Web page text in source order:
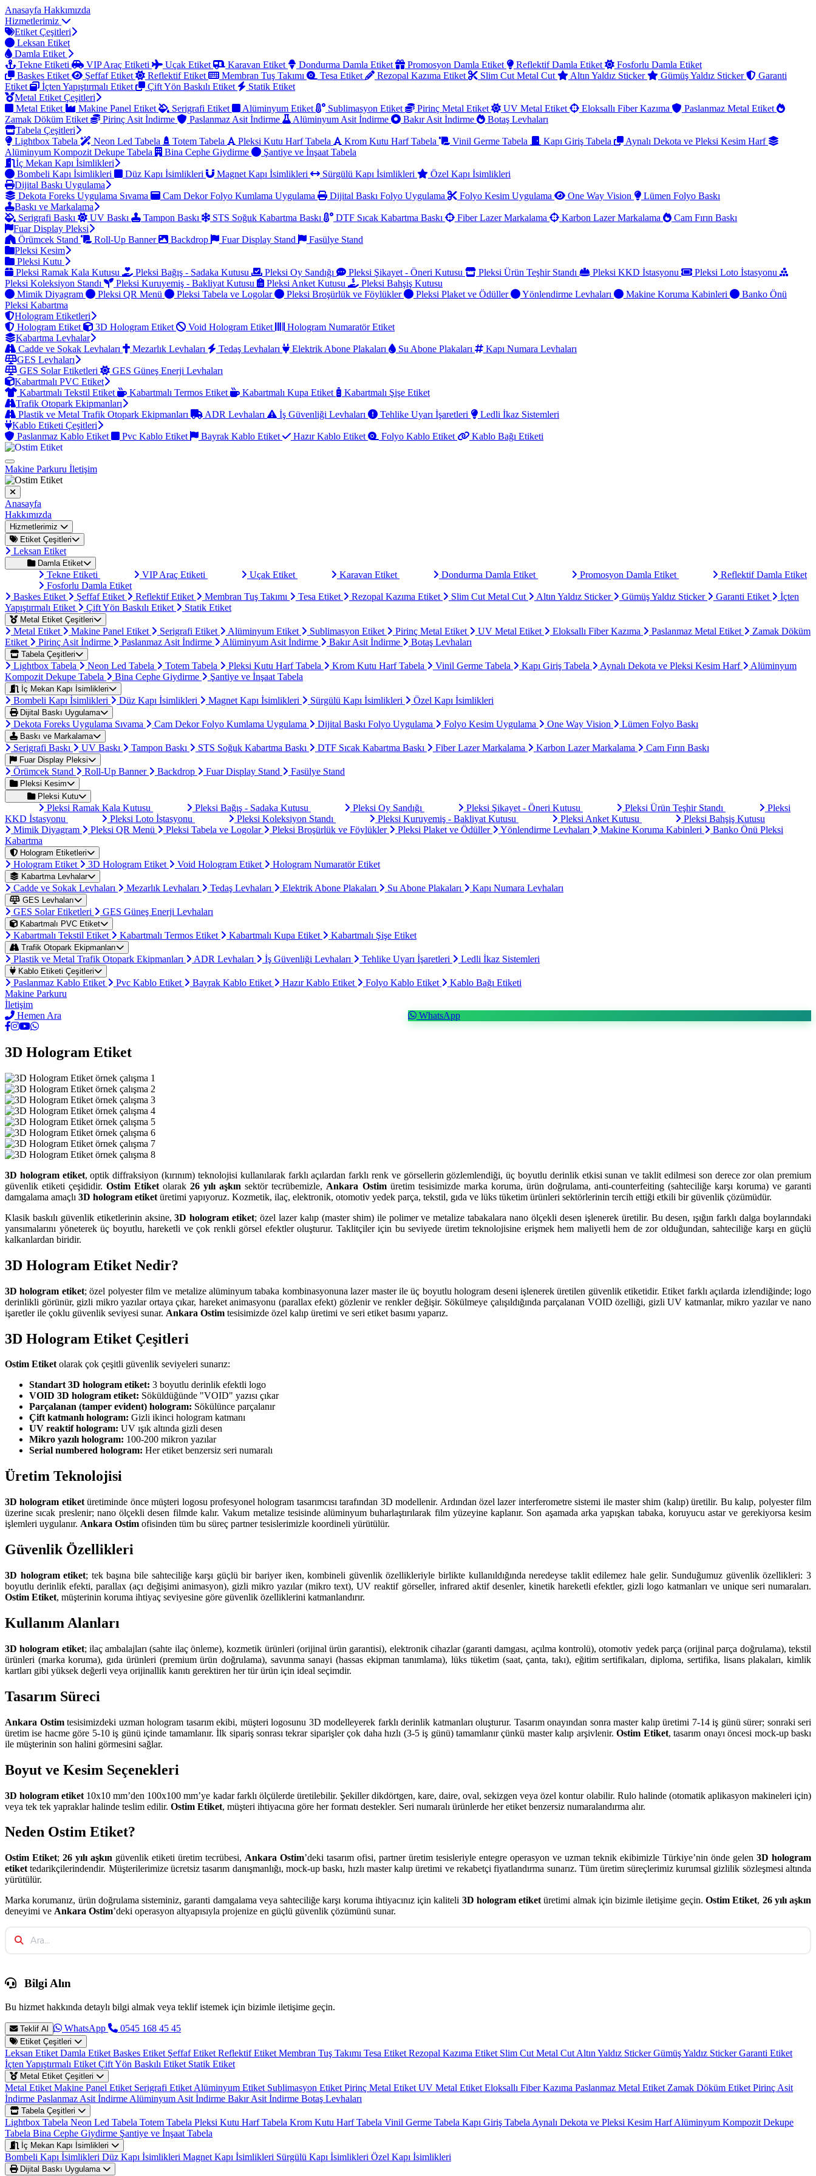
Anasayfa Hakkımızda
Hizmetlerimiz
Etiket Çeşitleri
Leksan Etiket
Damla Etiket
Tekne Etiketi
VIP Araç Etiketi Uçak Etiket Karavan Etiket Dondurma Damla Etiket Promosyon Damla Etiket Reflektif Damla Etiket
Fosforlu Damla Etiket
Baskes Etiket
Şeffaf Etiket Reflektif Etiket Membran Tuş Takımı Tesa Etiket Rezopal Kazıma Etiket Slim Cut Metal Cut Altın Yaldız Sticker Gümüş Yaldız Sticker
Garanti
Etiket
İçten Yapıştırmalı Etiket Çift Yön Baskılı Etiket
Statik Etiket
Metal Etiket Çeşitleri
Metal Etiket
Makine Panel Etiket Serigrafi Etiket Alüminyum Etiket Sublimasyon Etiket Pirinç Metal Etiket UV Metal Etiket Eloksallı Fiber Kazıma
Paslanmaz Metal Etiket
Zamak Döküm Etiket
Pirinç Asit İndirme Paslanmaz Asit İndirme Alüminyum Asit İndirme Bakır Asit İndirme
Botaş Levhaları
Tabela Çeşitleri
Lightbox Tabela
Neon Led Tabela Totem Tabela Pleksi Kutu Harf Tabela Krom Kutu Harf Tabela Vinil Germe Tabela Kapı Giriş Tabela
Aynalı Dekota ve Pleksi Kesim Harf
Alüminyum Kompozit Dekupe Tabela
Bina Cephe Giydirme
Şantiye ve İnşaat Tabela
İç Mekan Kapı İsimlikleri
Bombeli Kapı İsimlikleri
Düz Kapı İsimlikleri Magnet Kapı İsimlikleri Sürgülü Kapı İsimlikleri
Özel Kapı İsimlikleri
Dijital Baskı Uygulama
Dekota Foreks Uygulama Sıvama
Cam Dekor Folyo Kumlama Uygulama Dijital Baskı Folyo Uygulama Folyo Kesim Uygulama One Way Vision
Lümen Folyo Baskı
Baskı ve Markalama
Serigrafi Baskı
UV Baskı Tampon Baskı STS Soğuk Kabartma Baskı DTF Sıcak Kabartma Baskı Fiber Lazer Markalama Karbon Lazer Markalama
Cam Fırın Baskı
Fuar Display Pleksi
Örümcek Stand
Roll-Up Banner Backdrop Fuar Display Stand
Fasülye Stand
Pleksi Kesim
Pleksi Kutu
Pleksi Ramak Kala Kutusu
Pleksi Bağış - Sadaka Kutusu Pleksi Oy Sandığı Pleksi Şikayet - Öneri Kutusu Pleksi Ürün Teşhir Standı Pleksi KKD İstasyonu
Pleksi Loto İstasyonu
Pleksi Koleksiyon Standı
Pleksi Kuruyemiş - Bakliyat Kutusu Pleksi Anket Kutusu
Pleksi Bahşiş Kutusu
Mimik Diyagram
Pleksi QR Menü Pleksi Tabela ve Logolar Pleksi Broşürlük ve Föylükler Pleksi Plaket ve Ödüller Yönlendirme Levhaları Makine Koruma Kabinleri
Banko Önü
Pleksi Kabartma
Hologram Etiketleri
Hologram Etiket
3D Hologram Etiket Void Hologram Etiket
Hologram Numaratör Etiket
Kabartma Levhalar
Cadde ve Sokak Levhaları
Mezarlık Levhaları Tedaş Levhaları Elektrik Abone Plakaları Su Abone Plakaları
Kapı Numara Levhaları
GES Levhaları
GES Solar Etiketleri
GES Güneş Enerji Levhaları
Kabartmalı PVC Etiket
Kabartmalı Tekstil Etiket
Kabartmalı Termos Etiket Kabartmalı Kupa Etiket
Kabartmalı Şişe Etiket
Trafik Otopark Ekipmanları
Plastik ve Metal Trafik Otopark Ekipmanları
ADR Levhaları İş Güvenliği Levhaları Tehlike Uyarı İşaretleri
Ledli İkaz Sistemleri
Kablo Etiketi Çeşitleri
Paslanmaz Kablo Etiket
Pvc Kablo Etiket Bayrak Kablo Etiket Hazır Kablo Etiket Folyo Kablo Etiket Kablo Bağı Etiketi
Makine Parkuru İletişim
Anasayfa
Hakkımızda
Hizmetlerimiz
Etiket Çeşitleri
Leksan Etiket
Damla Etiket
Tekne Etiketi VIP Araç Etiketi Uçak Etiket Karavan Etiket Dondurma Damla Etiket Promosyon Damla Etiket
Reflektif Damla Etiket
Fosforlu Damla Etiket
Baskes Etiket
Şeffaf Etiket Reflektif Etiket Membran Tuş Takımı Tesa Etiket Rezopal Kazıma Etiket Slim Cut Metal Cut Altın Yaldız Sticker Gümüş Yaldız Sticker Garanti Etiket
İçten
Yapıştırmalı Etiket
Çift Yön Baskılı Etiket Statik Etiket
Metal Etiket Çeşitleri
Metal Etiket Makine Panel Etiket Serigrafi Etiket Alüminyum Etiket Sublimasyon Etiket Pirinç Metal Etiket UV Metal Etiket Eloksallı Fiber Kazıma Paslanmaz Metal Etiket
Zamak Döküm
Etiket
Pirinç Asit İndirme Paslanmaz Asit İndirme Alüminyum Asit İndirme Bakır Asit İndirme Botaş Levhaları
Tabela Çeşitleri
Lightbox Tabela Neon Led Tabela Totem Tabela Pleksi Kutu Harf Tabela Krom Kutu Harf Tabela Vinil Germe Tabela Kapı Giriş Tabela Aynalı Dekota ve Pleksi Kesim Harf
Alüminyum
Kompozit Dekupe Tabela
Bina Cephe Giydirme Şantiye ve İnşaat Tabela
İç Mekan Kapı İsimlikleri
Bombeli Kapı İsimlikleri Düz Kapı İsimlikleri Magnet Kapı İsimlikleri Sürgülü Kapı İsimlikleri Özel Kapı İsimlikleri
Dijital Baskı Uygulama
Dekota Foreks Uygulama Sıvama Cam Dekor Folyo Kumlama Uygulama Dijital Baskı Folyo Uygulama Folyo Kesim Uygulama One Way Vision Lümen Folyo Baskı
Baskı ve Markalama
Serigrafi Baskı UV Baskı Tampon Baskı STS Soğuk Kabartma Baskı DTF Sıcak Kabartma Baskı Fiber Lazer Markalama Karbon Lazer Markalama Cam Fırın Baskı
Fuar Display Pleksi
Örümcek Stand Roll-Up Banner Backdrop Fuar Display Stand Fasülye Stand
Pleksi Kesim
Pleksi Kutu
Pleksi Ramak Kala Kutusu Pleksi Bağış - Sadaka Kutusu Pleksi Oy Sandığı Pleksi Şikayet - Öneri Kutusu Pleksi Ürün Teşhir Standı
Pleksi
KKD İstasyonu
Pleksi Loto İstasyonu Pleksi Koleksiyon Standı Pleksi Kuruyemiş - Bakliyat Kutusu Pleksi Anket Kutusu
Pleksi Bahşiş Kutusu
Mimik Diyagram
Pleksi QR Menü Pleksi Tabela ve Logolar Pleksi Broşürlük ve Föylükler Pleksi Plaket ve Ödüller Yönlendirme Levhaları Makine Koruma Kabinleri
Banko Önü Pleksi
Kabartma
Hologram Etiketleri
Hologram Etiket 3D Hologram Etiket Void Hologram Etiket Hologram Numaratör Etiket
Kabartma Levhalar
Cadde ve Sokak Levhaları Mezarlık Levhaları Tedaş Levhaları Elektrik Abone Plakaları Su Abone Plakaları Kapı Numara Levhaları
GES Levhaları
GES Solar Etiketleri GES Güneş Enerji Levhaları
Kabartmalı PVC Etiket
Kabartmalı Tekstil Etiket Kabartmalı Termos Etiket Kabartmalı Kupa Etiket Kabartmalı Şişe Etiket
Trafik Otopark Ekipmanları
Plastik ve Metal Trafik Otopark Ekipmanları ADR Levhaları İş Güvenliği Levhaları Tehlike Uyarı İşaretleri Ledli İkaz Sistemleri
Kablo Etiketi Çeşitleri
Paslanmaz Kablo Etiket Pvc Kablo Etiket Bayrak Kablo Etiket Hazır Kablo Etiket Folyo Kablo Etiket
Kablo Bağı Etiketi
Makine Parkuru
İletişim
Hemen Ara
WhatsApp
3D Hologram Etiket
3D hologram etiket, optik diffraksiyon (kırınım) teknolojisi kullanılarak farklı açılardan farklı renk ve görsellerin gözlemlendiği, üç boyutlu derinlik etkisi sunan ve taklit edilmesi son derece zor olan premium
güvenlik etiketi çeşididir.Ostim Etiket olarak26 yılı aşkın sektör tecrübemizle, Ankara Ostimüretim tesisimizde marka koruma, ürün doğrulama, anti-counterfeiting (sahteciliğe karşı koruma) ve garanti
damgalama amaçlı 3D hologram etiket üretimi yapıyoruz. Kozmetik, ilaç, elektronik, otomotiv yedek parça, tekstil, gıda ve lüks tüketim ürünleri sektörlerinin tercih ettiği etkili bir güvenlik çözümüdür.
Klasik baskılı güvenlik etiketlerinin aksine,3D hologram etiket; özel lazer kalıp (master shim) ile polimer ve metalize tabakalara nano ölçekli desen işlenerek üretilir. Bu desen, ışığın farklı dalga boylarındaki
yansımalarını yöneterek üç boyutlu, hareketli ve çok renkli görsel efektler oluşturur. Taklitçiler için bu seviyede üretim teknolojisine erişmek hem maliyetli hem de zor olduğundan, sahteciliğe karşı en güçlü
kalkanlardan biridir.
3D Hologram Etiket Nedir?
3D hologram etiket; özel polyester film ve metalize alüminyum tabaka kombinasyonuna lazer master ile üç boyutlu hologram deseni işlenerek üretilen güvenlik etiketidir. Etiket farklı açılarda izlendiğinde; logo
derinlikli görünür, gizli mikro yazılar ortaya çıkar, hareket animasyonu (parallax efekt) gözlenir ve renkler değişir. Sökülmeye çalışıldığında parçalanan VOID özelliği, gizli UV katmanlar, mikro yazılar ve nano
işaretler ile çoklu güvenlik seviyesi sunar. Ankara Ostim tesisimizde özel kalıp üretimi ve seri etiket basımı yaparız.
3D Hologram Etiket Çeşitleri
Ostim Etiketolarak çok çeşitli güvenlik seviyeleri sunarız:
Standart 3D hologram etiket: 3 boyutlu derinlik efektli logo
VOID 3D hologram etiket: Söküldüğünde "VOID" yazısı çıkar
Parçalanan (tamper evident) hologram: Sökülünce parçalanır
Çift katmanlı hologram: Gizli ikinci hologram katmanı
UV reaktif hologram: UV ışık altında gizli desen
Mikro yazılı hologram: 100-200 mikron yazılar
Serial numbered hologram: Her etiket benzersiz seri numaralı
Üretim Teknolojisi
3D hologram etiketüretiminde önce müşteri logosu profesyonel hologram tasarımcısı tarafından 3D modellenir. Ardından özel lazer interferometre sistemi ile master shim (kalıp) üretilir. Bu kalıp, polyester film
üzerine sıcak preslenir; nano ölçekli desen filmde kalır. Vakum metalize tesisinde alüminyum buharlaştırılarak film yüzeyine kaplanır. Son aşamada arka yapışkan tabaka, koruyucu astar ve gerekiyorsa kesim
işlemleri uygulanır. Ankara Ostim ofisinden tüm bu süreç partner tesislerimizle koordineli yürütülür.
Güvenlik Özellikleri
3D hologram etiket; tek başına bile sahteciliğe karşı güçlü bir bariyer iken, kombineli güvenlik özellikleriyle birlikte kullanıldığında neredeyse taklit edilemez hale gelir. Sunduğumuz güvenlik özellikleri: 3
boyutlu derinlik efekti, parallax (açı değişimi animasyon), gizli mikro yazılar (mikro text), UV reaktif görseller, infrared aktif desenler, kinetik hareketli efektler, gizli logo katmanları ve unique seri numaraları.
Ostim Etiket, müşterinin koruma ihtiyaç seviyesine göre güvenlik özelliklerini katmanlandırır.
Kullanım Alanları
3D hologram etiket; ilaç ambalajları (sahte ilaç önleme), kozmetik ürünleri (orijinal ürün garantisi), elektronik cihazlar (garanti damgası, açılma kontrolü), otomotiv yedek parça (orijinal parça doğrulama), tekstil
ürünleri (marka koruma), gıda ürünleri (premium ürün doğrulama), savunma sanayi (hassas ekipman tanımlama), lüks tüketim (saat, çanta, takı), eğitim sertifikaları, diploma, sertifika, lisans plakaları, kimlik
kartları gibi yüksek değerli veya orijinallik kanıtı gerektiren her tür ürün için ideal seçimdir.
Tasarım Süreci
Ankara Ostimtesisimizdeki uzman hologram tasarım ekibi, müşteri logosunu 3D modelleyerek farklı derinlik katmanları oluşturur. Tasarım onayından sonra master kalıp üretimi 7-14 iş günü sürer; sonraki seri
üretim ise hacme göre 5-10 iş günü içinde tamamlanır. İlk sipariş sonrası tekrar siparişler çok daha hızlı (3-5 iş günü) tamamlanır çünkü master kalıp arşivlenir.Ostim Etiket, tasarım onayı öncesi mock-up baskı
ile müşterinin son halini görmesini sağlar.
Boyut ve Kesim Seçenekleri
3D hologram etiket 10x10 mm’den 100x100 mm’ye kadar farklı ölçülerde üretilebilir. Şekiller dikdörtgen, kare, daire, oval, sekizgen veya özel kontur olabilir. Rulo halinde (otomatik aplikasyon makineleri için)
veya tek tek yapraklar halinde teslim edilir. Ostim Etiket, müşteri ihtiyacına göre her formatı destekler. Seri numaralı ürünlerde her etiket benzersiz numaralandırma alır.
Neden Ostim Etiket?
Ostim Etiket; 26 yılı aşkın güvenlik etiketi üretim tecrübesi, Ankara Ostim’deki tasarım ofisi, partner üretim tesisleriyle entegre operasyon ve uzman teknik ekibimizle Türkiye’nin önde gelen 3D hologram
etiket tedarikçilerindendir. Müşterilerimize ücretsiz tasarım danışmanlığı, mock-up baskı, hızlı master kalıp üretimi ve rekabetçi fiyatlandırma sunarız. Tüm üretim süreçlerimiz kurumsal gizlilik sözleşmesi altında
yürütülür.
Marka korumanız, ürün doğrulama sisteminiz, garanti damgalama veya sahteciliğe karşı koruma ihtiyacınız için kaliteli 3D hologram etiket üretimi almak için bizimle iletişime geçin. Ostim Etiket, 26 yılı aşkın
deneyimi ve Ankara Ostim’deki operasyon altyapısıyla projenize en güçlü güvenlik çözümünü sunar.
Bilgi Alın
Bu hizmet hakkında detaylı bilgi almak veya teklif istemek için bizimle iletişime geçin.
Teklif Al WhatsApp 0545 168 45 45
Etiket Çeşitleri
Leksan Etiket Damla Etiket Baskes Etiket Şeffaf Etiket Reflektif Etiket Membran Tuş Takımı Tesa Etiket Rezopal Kazıma Etiket Slim Cut Metal Cut Altın Yaldız StickerGümüş Yaldız StickerGaranti Etiket
İçten Yapıştırmalı Etiket Çift Yön Baskılı Etiket Statik Etiket
Metal Etiket Çeşitleri
Metal Etiket Makine Panel Etiket Serigrafi Etiket Alüminyum Etiket Sublimasyon Etiket Pirinç Metal Etiket UV Metal Etiket Eloksallı Fiber Kazıma Paslanmaz Metal Etiket Zamak Döküm Etiket Pirinç Asit
İndirme Paslanmaz Asit İndirme Alüminyum Asit İndirme Bakır Asit İndirme Botaş Levhaları
Tabela Çeşitleri
Lightbox Tabela Neon Led Tabela Totem Tabela Pleksi Kutu Harf Tabela Krom Kutu Harf Tabela Vinil Germe Tabela Kapı Giriş Tabela Aynalı Dekota ve Pleksi Kesim HarfAlüminyum Kompozit Dekupe
Tabela Bina Cephe Giydirme Şantiye ve İnşaat Tabela
İç Mekan Kapı İsimlikleri
Bombeli Kapı İsimlikleri Düz Kapı İsimlikleri Magnet Kapı İsimlikleri Sürgülü Kapı İsimlikleri Özel Kapı İsimlikleri
Dijital Baskı Uygulama